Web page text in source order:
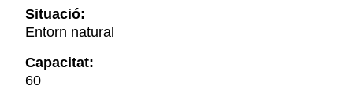
Situació:
Entorn natural
Capacitat:
60